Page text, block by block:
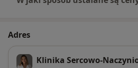
Adres
Klinika Sercowo-